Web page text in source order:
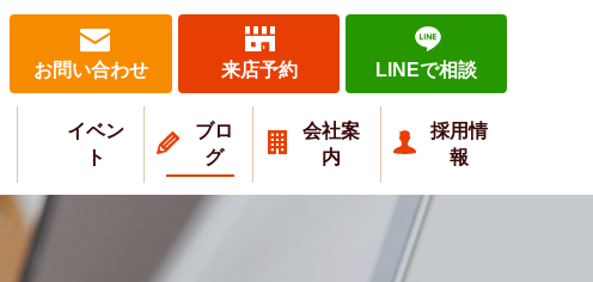
お問い合わせ 来店予約 LINEで相談
イベン
ト
ブロ
グ
会社案
内
採用情
報